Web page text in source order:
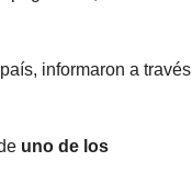
informaron a través
uno de los